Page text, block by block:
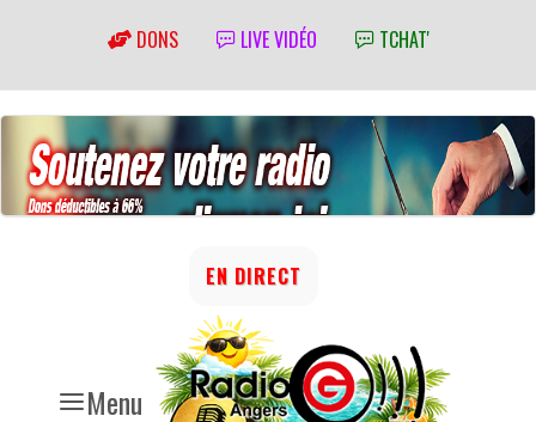
DONS LIVE VIDÉO TCHAT'
Menu
EN DIRECT